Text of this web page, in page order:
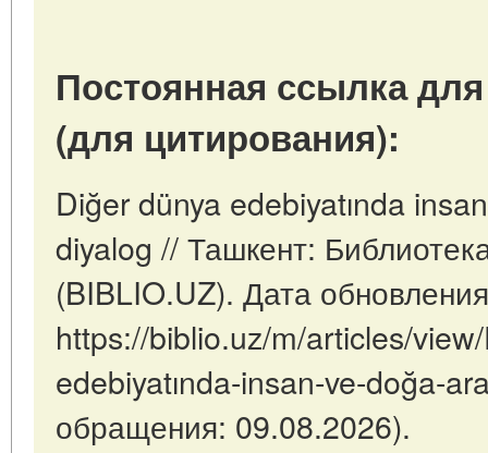
Постоянная ссылка
(для цитирования):
Diğer dünya edebiyatında
diyalog // Ташкент:
(BIBLIO.UZ). Дата
https://biblio.uz/m/articles/
edebiyatında-insan-ve-doğa-
обращения: 09.08.2026).